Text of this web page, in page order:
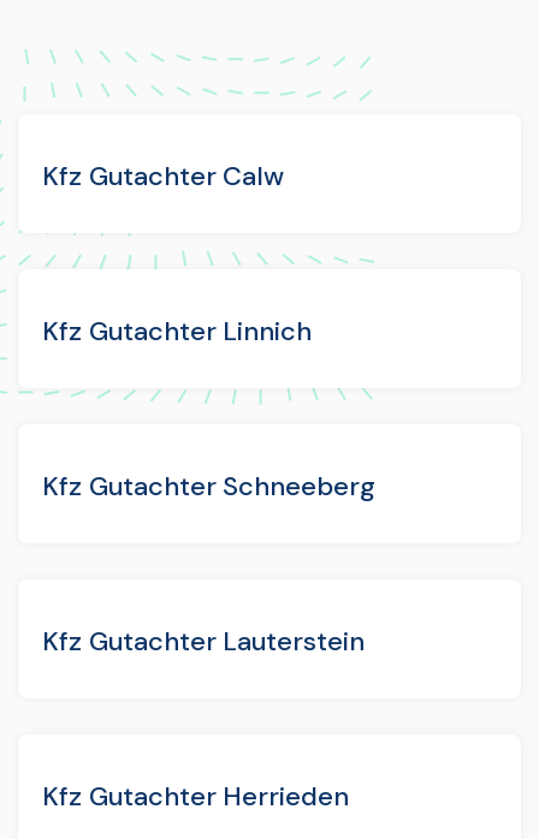
Kfz Gutachter Calw
Kfz Gutachter Linnich
Kfz Gutachter Schneeberg
Kfz Gutachter Lauterstein
Kfz Gutachter Herrieden